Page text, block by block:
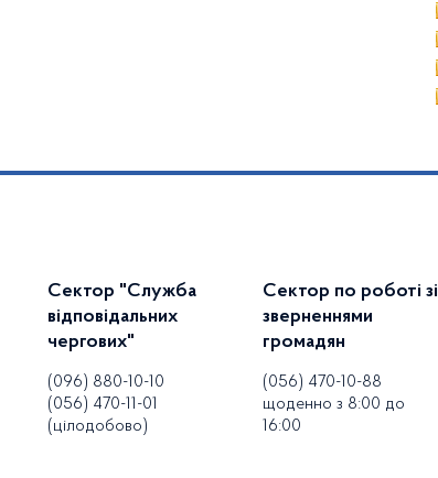
Сектор "Служба
відповідальних
чергових"
(096) 880-10-10
(056) 470-11-01
(цілодобово)
Сектор по роботі зі
зверненнями
громадян
(056) 470-10-88
щоденно з 8:00 до
16:00